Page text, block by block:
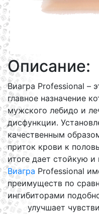
Описание:
Виагра Professional –
главное назначение
мужского лебидо и
дисфункции.
качественным
приток крови к
итоге дает стойкую
Виагра Professional
преимуществ по
ингибиторами
улучшает